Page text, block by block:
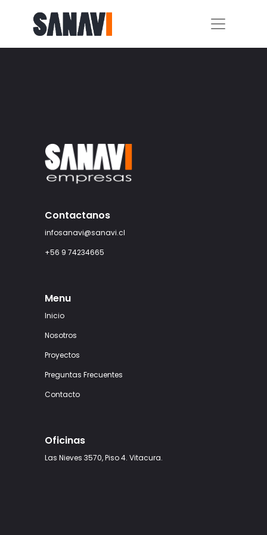
Contactanos
infosanavi@sanavi.cl
+56 9 74234665
Menu
Inicio
Nosotros
Proyectos
Preguntas Frecuentes
Contacto
Oficinas
Las Nieves 3570, Piso 4. Vitacura.